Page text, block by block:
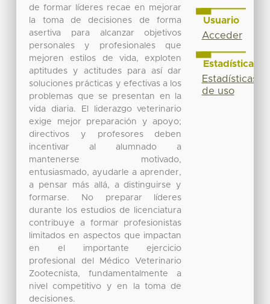
de formar líderes recae en mejorar
la toma de decisiones de forma
asertiva para alcanzar objetivos
personales y profesionales que
mejoren estilos de vida, exploten
aptitudes y actitudes para así dar
soluciones prácticas y efectivas a los
problemas que se presentan en la
vida diaria. El liderazgo veterinario
exige mejor preparación y apoyo;
directivos y profesores deben
incentivar al alumnado a
mantenerse motivado,
entusiasmado, ayudarle a aprender,
a pensar más allá, a distinguirse y
formarse. No preparar líderes
durante los estudios de licenciatura
contribuye a formar profesionistas
limitados en aspectos que impactan
en el importante ejercicio
profesional del Médico Veterinario
Zootecnista, fundamentalmente a
nivel competitivo y en la toma de
decisiones.
Usuario
Acceder
Estadísticas
Estadísticas
de uso